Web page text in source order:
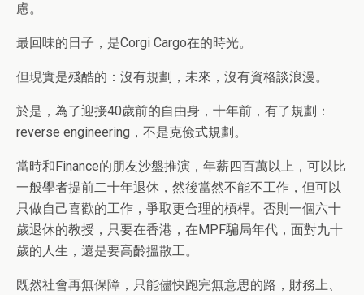
慮。
最回味的日子，是Corgi Cargo在的時光。
但現實是殘酷的：沒有規劃，未來，沒有資格談浪漫。
於是，為了迎接40歲前的自由身，十年前，有了規劃：
reverse engineering，不是克儉式規劃。
當時和Finance的朋友沙盤推演，年薪四百萬以上，可以比
一般學者提前二十年退休，然後當然不能不工作，但可以
只做自己喜歡的工作，爭取更合理的槓桿。否則一個六十
歲退休的教授，只要在香港，在MPF騙局年代，面對九十
歲的人生，還是要高齡搵散工。
既然社會再無保障，只能儘快跑完無意思的路，財務上、